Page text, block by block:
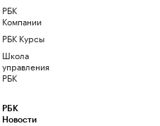
РБК
Компании
РБК Курсы
Школа
управления
РБК
РБК
Новости